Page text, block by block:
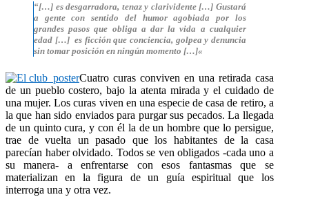
“[…] es desgarradora, tenaz y clarividente […] Gustará
a gente con sentido del humor agobiada por los
grandes pasos que obliga a dar la vida a cualquier
edad […] es ficción que conciencia, golpea y denuncia
sin tomar posición en ningún momento […]«
Cuatro curas conviven en una retirada casa
de un pueblo costero, bajo la atenta mirada y el cuidado de
una mujer. Los curas viven en una especie de casa de retiro, a
la que han sido enviados para purgar sus pecados. La llegada
de un quinto cura, y con él la de un hombre que lo persigue,
trae de vuelta un pasado que los habitantes de la casa
parecían haber olvidado. Todos se ven obligados -cada uno a
su manera- a enfrentarse con esos fantasmas que se
materializan en la figura de un guía espiritual que los
interroga una y otra vez.